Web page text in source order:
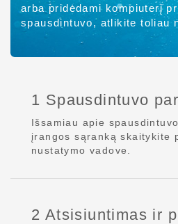
arba pridėdami kompiuterį
spausdintuvo, atlikite toliau
1 Spausdintuvo
Išsamiau apie
įrangos sąranką skaitykite
nustatymo vadove.
2 Atsisiuntimas ir